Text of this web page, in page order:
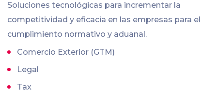
Soluciones tecnológicas para incrementar la
competitividad y eficacia en las empresas para el
cumplimiento normativo y aduanal.
Comercio Exterior (GTM)
Legal
Tax